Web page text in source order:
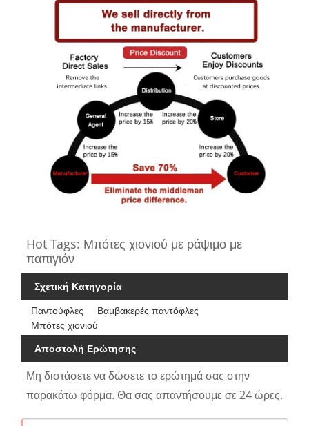
Hot Tags: Μπότες χιονιού με ράψιμο με
παπιγιόν
Σχετική Κατηγορία
Παντούφλες
Βαμβακερές παντόφλες
Μπότες χιονιού
Αποστολή Ερώτησης
Μη διστάσετε να δώσετε το ερώτημά σας στην
παρακάτω φόρμα. Θα σας απαντήσουμε σε 24 ώρες.